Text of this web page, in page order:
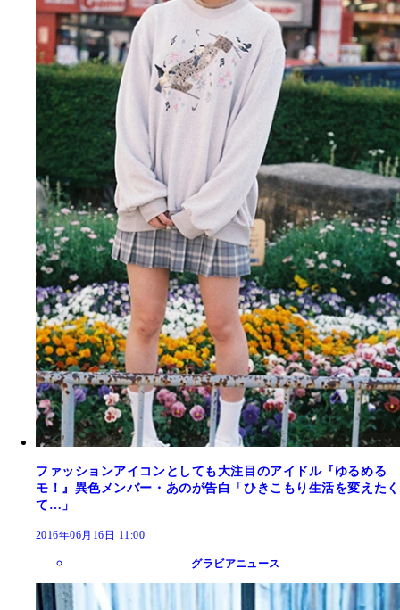
ファッションアイコンとしても大注目のアイドル『ゆるめる
モ！』異色メンバー・あのが告白「ひきこもり生活を変えたく
て…」
2016年06月16日 11:00
グラビアニュース